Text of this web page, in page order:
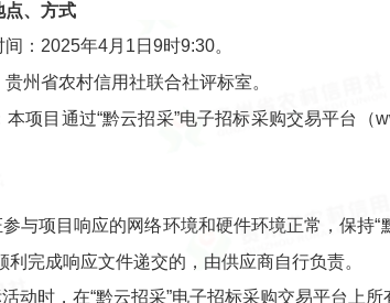
点、方式
间：2025年4月1日9时9:30。
贵州省农村信用社联合社评标室。
本项目通过“黔云招采”电子招标采购交易平台
与项目响应的网络环境和硬件环境正常，保持
完成响应文件递交的，由供应商自行负责。
动时，在“黔云招采”电子招标采购交易平台上